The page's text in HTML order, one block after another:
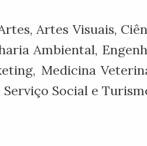
Artes Visuais,
Ambiental,
Medicina
Social e